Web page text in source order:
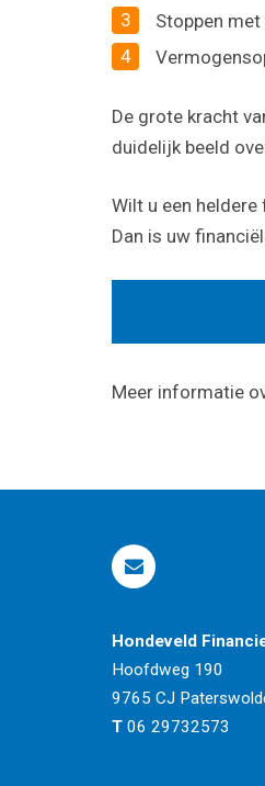
Stoppen met
De grote kracht
duidelijk beeld
Wilt u een
Dan is uw
Meer informatie
Hondeveld
Hoofdweg 190
9765 CJ
T 06 29732573